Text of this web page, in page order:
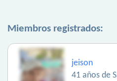
Miembros registrados:
jeison
41 años de